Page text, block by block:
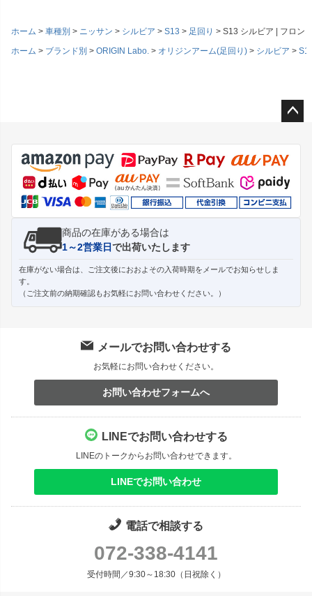
ホーム 車種別 ニッサン シルビア S13 足回り
S13 シルビア | フロン
ホーム
ブランド別 ORIGIN Labo. オリジンアーム(足回り) シルビア
ジト
ップ
へ
商品の在庫がある場合は
1～2営業日で出荷いたします
在庫がない場合は、ご注文後におおよその入荷時期をメールでお知らせしま
す。
（ご注文前の納期確認もお気軽にお問い合わせください。）
メールでお問い合わせする
お気軽にお問い合わせください。
お問い合わせフォームへ
LINEでお問い合わせする
LINEのトークからお問い合わせできます。
LINEでお問い合わせ
電話で相談する
072-338-4141
受付時間／9:30～18:30（日祝除く）